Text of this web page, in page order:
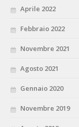
Aprile 2022
Febbraio 2022
Novembre 2021
Agosto 2021
Gennaio 2020
Novembre 2019